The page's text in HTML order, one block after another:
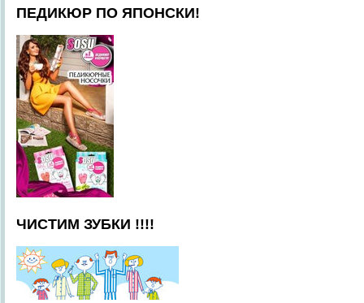
ПЕДИКЮР ПО ЯПОНСКИ!
ЧИСТИМ ЗУБКИ !!!!